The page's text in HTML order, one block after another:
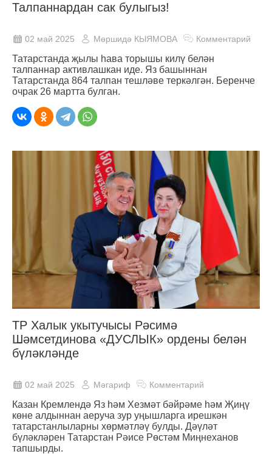
Талпаннардан сак булыгыз!
02 май 2025 Мөршидә КЫЯМОВА Комментарий
Татарстанда җылы һава торышы килү белән
талпаннар активлашкан иде. Яз башыннан
Татарстанда 864 талпан тешләве теркәлгән. Беренче
очрак 26 мартта булган.
ТР Халык укытучысы Рәсимә
Шәмсетдинова «ДУСЛЫК» ордены белән
бүләкләнде
02 май 2025 Мәгариф Комментарий
Казан Кремлендә Яз һәм Хезмәт бәйрәме һәм Җиңү
көне алдыннан аеруча зур уңышларга ирешкән
татарстанлыларны хөрмәтләү булды. Дәүләт
бүләкләрен Татарстан Рәисе Рөстәм Миңнеханов
тапшырды.